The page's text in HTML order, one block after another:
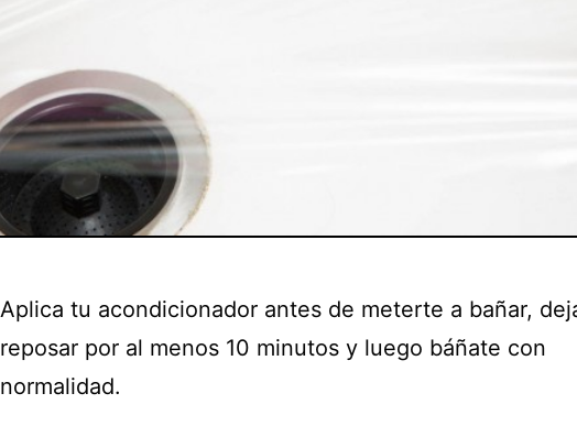
Aplica tu acondicionador antes de meterte a bañar,
reposar por al menos 10 minutos y luego báñate con
normalidad.